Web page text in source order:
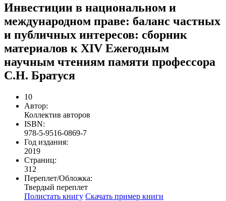
Инвестиции в национальном и
международном праве: баланс частных
и публичных интересов: сборник
материалов к XIV Ежегодным
научным чтениям памяти профессора
С.Н. Братуся
10
Автор:
Коллектив авторов
ISBN:
978-5-9516-0869-7
Год издания:
2019
Страниц:
312
Переплет/Обложка:
Твердый переплет
Полистать книгу Скачать пример книги